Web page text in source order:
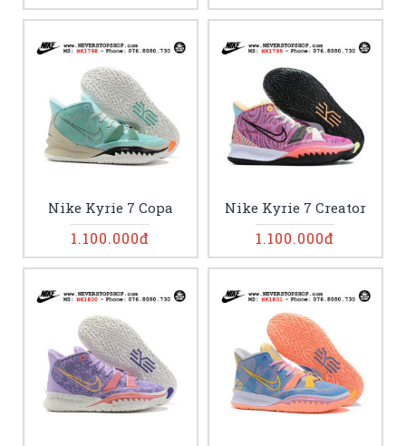
Nike Kyrie 7 Copa
1.100.000đ
Nike Kyrie 7 Creator
1.100.000đ